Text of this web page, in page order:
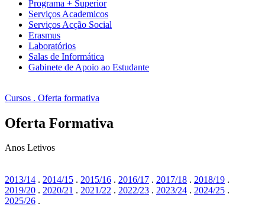
Programa + Superior
Serviços Academicos
Serviços Acção Social
Erasmus
Laboratórios
Salas de Informática
Gabinete de Apoio ao Estudante
Cursos . Oferta formativa
Oferta Formativa
Anos Letivos
2013/14 . 2014/15 . 2015/16 . 2016/17 . 2017/18 . 2018/19 .
2019/20 . 2020/21 . 2021/22 . 2022/23 . 2023/24 . 2024/25 .
2025/26 .